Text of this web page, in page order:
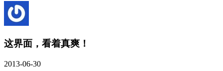
这界面，看着真爽！
2013-06-30